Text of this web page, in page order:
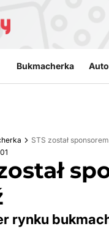
Bukmacherka
STS został
rynku